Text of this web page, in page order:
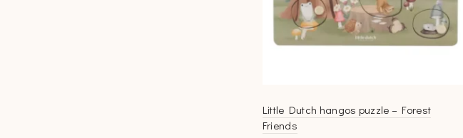
Little Dutch hangos puzzle – Forest
Friends